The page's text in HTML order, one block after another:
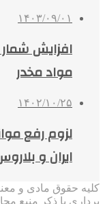
۱۴۰۳/۰۹/۰۱
افزایش
مواد مخدر
۱۴۰۲/۱۰/۲۵
لزوم رفع
ایران و
کلیه حقوق مادی و
برداری با ذکر منبع